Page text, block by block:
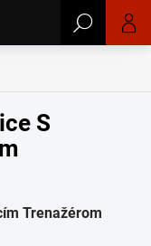
Hľadať
S
Trenažérom